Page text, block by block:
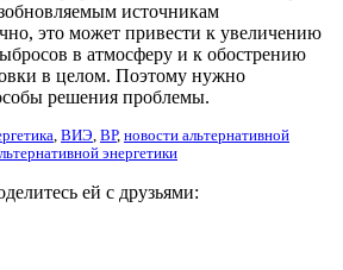
источникам
это может привести к увеличению
в атмосферу и к обострению
в целом. Поэтому нужно
решения проблемы.
, ВИЭ, ВР, новости альтернативной
энергетики
ей с друзьями: